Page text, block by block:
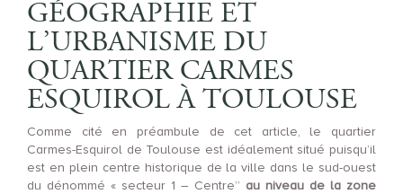
GÉOGRAPHIE ET
L’URBANISME DU
QUARTIER CARMES
ESQUIROL À TOULOUSE
Comme cité en préambule de cet article, le quartier
Carmes-Esquirol de Toulouse est idéalement situé puisqu’il
est en plein centre historique de la ville dans le sud-ouest
du dénommé « secteur 1 – Centre” au niveau de la zone